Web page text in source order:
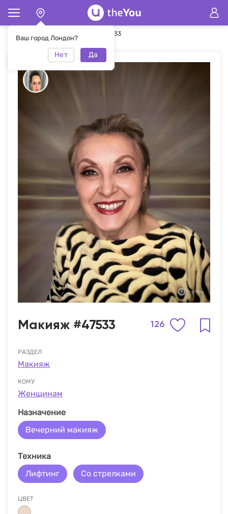
Ваш город Лондон?
Нет Да
Макияж #47533
Макияж #47533 126
РАЗДЕЛ
Макияж
КОМУ
Женщинам
Назначение
Вечерний макияж
Техника
Лифтинг
Со стрелками
ЦВЕТ